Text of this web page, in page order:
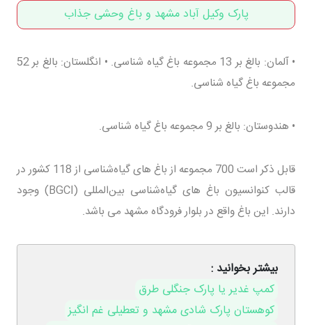
پارک وکیل آباد مشهد و باغ وحشی جذاب
• آلمان: بالغ بر 13 مجموعه باغ گیاه شناسی. • انگلستان: بالغ بر 52
مجموعه باغ گیاه شناسی.
• هندوستان: بالغ بر 9 مجموعه باغ گیاه شناسی.
قابل ذکر است 700 مجموعه از باغ های گیاه‌شناسی از 118 کشور در
قالب کنوانسیون باغ های گیاه‌شناسی بین‌المللی (BGCI) وجود
دارند. این باغ واقع در بلوار فرودگاه مشهد می باشد.
بیشتر بخوانید :
کمپ غدیر یا پارک جنگلی طرق
کوهستان پارک شادی مشهد و تعطیلی غم انگیز